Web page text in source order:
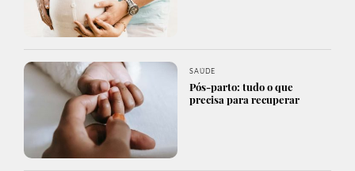
SAÚDE
Pós-parto: tudo o que
precisa para recuperar